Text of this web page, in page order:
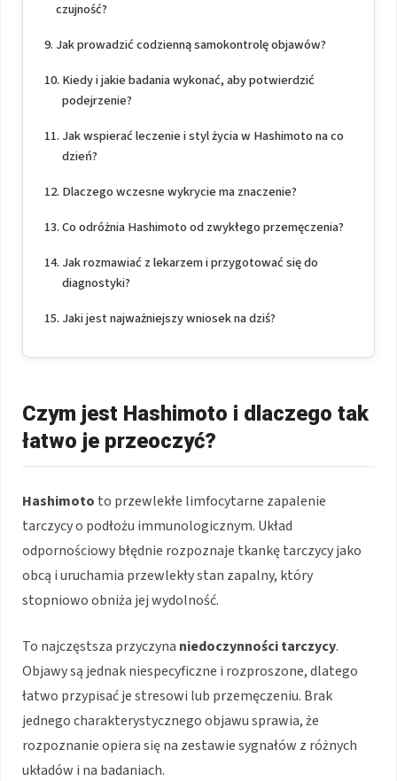
czujność?
Jak prowadzić codzienną samokontrolę objawów?
Kiedy i jakie badania wykonać, aby potwierdzić
podejrzenie?
Jak wspierać leczenie i styl życia w Hashimoto na co
dzień?
Dlaczego wczesne wykrycie ma znaczenie?
Co odróżnia Hashimoto od zwykłego przemęczenia?
Jak rozmawiać z lekarzem i przygotować się do
diagnostyki?
Jaki jest najważniejszy wniosek na dziś?
Czym jest Hashimoto i dlaczego tak
łatwo je przeoczyć?
Hashimoto to przewlekłe limfocytarne zapalenie
tarczycy o podłożu immunologicznym. Układ
odpornościowy błędnie rozpoznaje tkankę tarczycy jako
obcą i uruchamia przewlekły stan zapalny, który
stopniowo obniża jej wydolność.
To najczęstsza przyczyna niedoczynności tarczycy.
Objawy są jednak niespecyficzne i rozproszone, dlatego
łatwo przypisać je stresowi lub przemęczeniu. Brak
jednego charakterystycznego objawu sprawia, że
rozpoznanie opiera się na zestawie sygnałów z różnych
układów i na badaniach.